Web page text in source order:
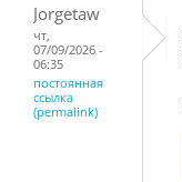
Jorgetaw
чт,
07/09/2026 -
06:35
постоянная
ссылка
(permalink)